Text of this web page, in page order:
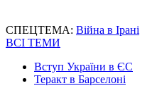
СПЕЦТЕМА: Війна в Ірані
ВСІ ТЕМИ
Вступ України в ЄС
Теракт в Барселоні